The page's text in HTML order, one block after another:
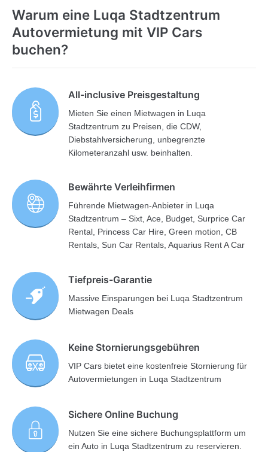
Warum eine Luqa Stadtzentrum
Autovermietung mit VIP Cars
buchen?
All-inclusive Preisgestaltung
Mieten Sie einen Mietwagen in Luqa
Stadtzentrum zu Preisen, die CDW,
Diebstahlversicherung, unbegrenzte
Kilometeranzahl usw. beinhalten.
Bewährte Verleihfirmen
Führende Mietwagen-Anbieter in Luqa
Stadtzentrum – Sixt, Ace, Budget, Surprice Car
Rental, Princess Car Hire, Green motion, CB
Rentals, Sun Car Rentals, Aquarius Rent A Car
Tiefpreis-Garantie
Massive Einsparungen bei Luqa Stadtzentrum
Mietwagen Deals
Keine Stornierungsgebühren
VIP Cars bietet eine kostenfreie Stornierung für
Autovermietungen in Luqa Stadtzentrum
Sichere Online Buchung
Nutzen Sie eine sichere Buchungsplattform um
ein Auto in Luqa Stadtzentrum zu reservieren.